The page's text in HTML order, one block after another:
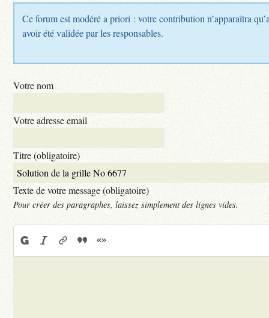
Ce forum est modéré a priori : votre contribution n’apparaîtra
avoir été validée par les responsables.
Votre nom
Votre adresse email
Titre (obligatoire)
Texte de votre message (obligatoire)
Pour créer des paragraphes, laissez simplement des lignes vides.